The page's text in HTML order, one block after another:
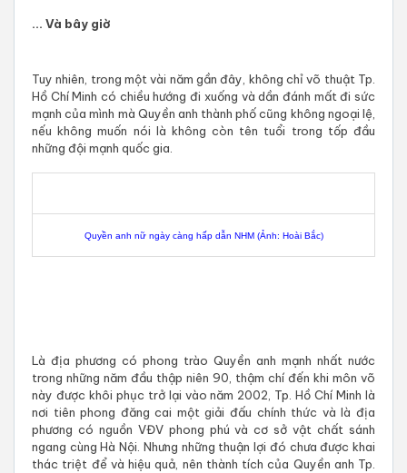
... Và bây giờ
Tuy nhiên, trong một vài năm gần đây, không chỉ võ thuật Tp.
Hồ Chí Minh có chiều hướng đi xuống và dần đánh mất đi sức
mạnh của mình mà Quyền anh thành phố cũng không ngoại lệ,
nếu không muốn nói là không còn tên tuổi trong tốp đầu
những đội mạnh quốc gia.
Quyền anh nữ ngày càng hấp dẫn NHM (Ảnh: Hoài Bắc)
Là địa phương có phong trào Quyền anh mạnh nhất nước
trong những năm đầu thập niên 90, thậm chí đến khi môn võ
này được khôi phục trở lại vào năm 2002, Tp. Hồ Chí Minh là
nơi tiên phong đăng cai một giải đấu chính thức và là địa
phương có nguồn VĐV phong phú và cơ sở vật chất sánh
ngang cùng Hà Nội. Nhưng những thuận lợi đó chưa được khai
thác triệt để và hiệu quả, nên thành tích của Quyền anh Tp.